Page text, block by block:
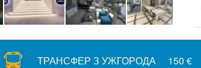
ТРАНСФЕР З УЖГОРОДА 150 €